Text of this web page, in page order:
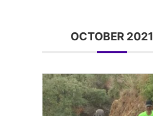
OCTOBER 2021